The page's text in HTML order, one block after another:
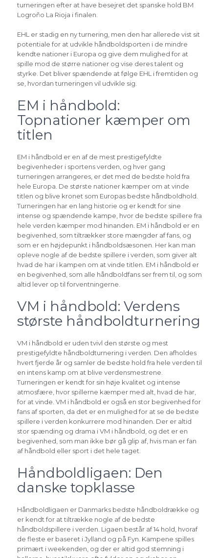
turneringen efter at have besejret det spanske hold BM
Logroño La Rioja i finalen.
EHL er stadig en ny turnering, men den har allerede vist sit
potentiale for at udvikle håndboldsporten i de mindre
kendte nationer i Europa og give dem mulighed for at
spille mod de større nationer og vise deres talent og
styrke. Det bliver spændende at følge EHL i fremtiden og
se, hvordan turneringen vil udvikle sig.
EM i håndbold:
Topnationer kæmper om
titlen
EM i håndbold er en af de mest prestigefyldte
begivenheder i sportens verden, og hver gang
turneringen arrangeres, er det med de bedste hold fra
hele Europa. De største nationer kæmper om at vinde
titlen og blive kronet som Europas bedste håndboldhold.
Turneringen har en lang historie og er kendt for sine
intense og spændende kampe, hvor de bedste spillere fra
hele verden kæmper mod hinanden. EM i håndbold er en
begivenhed, som tiltrækker store mængder af fans, og
som er en højdepunkt i håndboldsæsonen. Her kan man
opleve nogle af de bedste spillere i verden, som giver alt
hvad de har i kampen om at vinde titlen. EM i håndbold er
en begivenhed, som alle håndboldfans ser frem til, og som
altid lever op til forventningerne.
VM i håndbold: Verdens
største håndboldturnering
VM i håndbold er uden tvivl den største og mest
prestigefyldte håndboldturnering i verden. Den afholdes
hvert fjerde år og samler de bedste hold fra hele verden til
en intens kamp om at blive verdensmestrene.
Turneringen er kendt for sin høje kvalitet og intense
atmosfære, hvor spillerne kæmper med alt, hvad de har,
for at vinde. VM i håndbold er også en stor begivenhed for
fans af sporten, da det er en mulighed for at se de bedste
spillere i verden konkurrere mod hinanden. Der er altid
stor spænding og drama i VM i håndbold, og det er en
begivenhed, som man ikke bør gå glip af, hvis man er fan
af håndbold eller sport i det hele taget.
Håndboldligaen: Den
danske topklasse
Håndboldligaen er Danmarks bedste håndboldrække og
er kendt for at tiltrække nogle af de bedste
håndboldspillere i verden. Ligaen består af 14 hold, hvoraf
de fleste er baseret i Jylland og på Fyn. Kampene spilles
primært i weekenden, og der er altid god stemning i